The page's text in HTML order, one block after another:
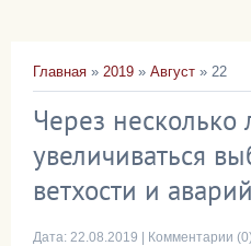
КАРТА
Главная » 2019 » Август » 22
Через несколько
увеличиваться
ветхости и
Дата: 22.08.2019 Комментарии